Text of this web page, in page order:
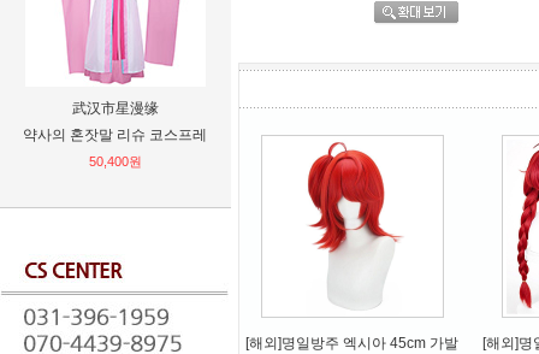
武汉市星漫缘
약사의 혼잣말 리슈 코스프레
50,400원
MAN
주술회전 고죠 사토루 반팔티셔
츠[S~3XL] 12종택1
12,480원
携
[무료배
굽
[해외]명일방주 엑시아 45cm 가발
[해외]명